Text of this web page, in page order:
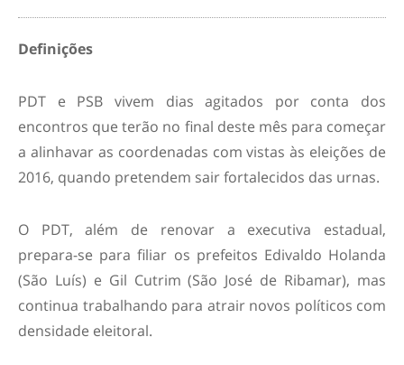
Definições
PDT e PSB vivem dias agitados por conta dos
encontros que terão no final deste mês para começar
a alinhavar as coordenadas com vistas às eleições de
2016, quando pretendem sair fortalecidos das urnas.
O PDT, além de renovar a executiva estadual,
prepara-se para filiar os prefeitos Edivaldo Holanda
(São Luís) e Gil Cutrim (São José de Ribamar), mas
continua trabalhando para atrair novos políticos com
densidade eleitoral.